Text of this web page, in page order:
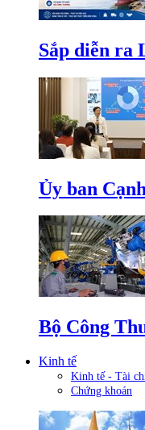
Sắp diễn ra
Ủy ban
Bộ Công
Kinh tế
Kinh tế - Tài
Chứng khoán